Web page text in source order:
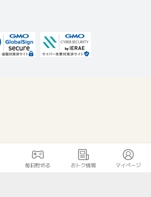
毎日貯める おトク情報 マイページ